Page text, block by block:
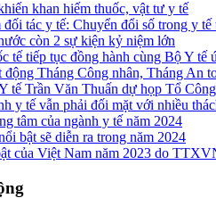
khan hiếm thuốc, vật tư y tế
tác y tế: Chuyển đổi số trong y
còn 2 sự kiện kỷ niệm lớn
tế tiếp tục đồng hành cùng Bộ Y
động Tháng Công nhân, Tháng An
tế Trần Văn Thuấn dự họp Tổ
y tế vẫn phải đối mặt với nhiều
tâm của ngành y tế năm 2024
bật sẽ diễn ra trong năm 2024
của Việt Nam năm 2023 do